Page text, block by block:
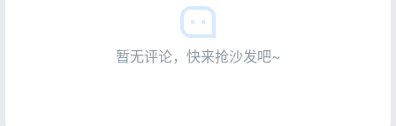
暂无评论，快来抢沙发吧~